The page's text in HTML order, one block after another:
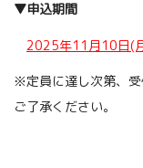
▼申込期間
2025年11月10日(
※定員に達し次第、
ご了承ください。